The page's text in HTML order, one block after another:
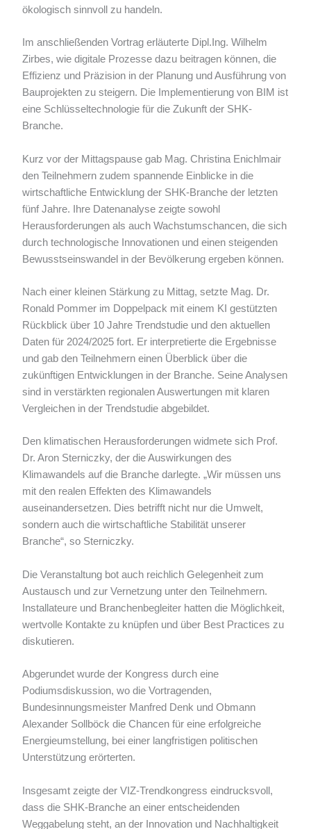
ökologisch sinnvoll zu handeln.
Im anschließenden Vortrag erläuterte Dipl.Ing. Wilhelm
Zirbes, wie digitale Prozesse dazu beitragen können, die
Effizienz und Präzision in der Planung und Ausführung von
Bauprojekten zu steigern. Die Implementierung von BIM ist
eine Schlüsseltechnologie für die Zukunft der SHK-
Branche.
Kurz vor der Mittagspause gab Mag. Christina Enichlmair
den Teilnehmern zudem spannende Einblicke in die
wirtschaftliche Entwicklung der SHK-Branche der letzten
fünf Jahre. Ihre Datenanalyse zeigte sowohl
Herausforderungen als auch Wachstumschancen, die sich
durch technologische Innovationen und einen steigenden
Bewusstseinswandel in der Bevölkerung ergeben können.
Nach einer kleinen Stärkung zu Mittag, setzte Mag. Dr.
Ronald Pommer im Doppelpack mit einem KI gestützten
Rückblick über 10 Jahre Trendstudie und den aktuellen
Daten für 2024/2025 fort. Er interpretierte die Ergebnisse
und gab den Teilnehmern einen Überblick über die
zukünftigen Entwicklungen in der Branche. Seine Analysen
sind in verstärkten regionalen Auswertungen mit klaren
Vergleichen in der Trendstudie abgebildet.
Den klimatischen Herausforderungen widmete sich Prof.
Dr. Aron Sterniczky, der die Auswirkungen des
Klimawandels auf die Branche darlegte. „Wir müssen uns
mit den realen Effekten des Klimawandels
auseinandersetzen. Dies betrifft nicht nur die Umwelt,
sondern auch die wirtschaftliche Stabilität unserer
Branche“, so Sterniczky.
Die Veranstaltung bot auch reichlich Gelegenheit zum
Austausch und zur Vernetzung unter den Teilnehmern.
Installateure und Branchenbegleiter hatten die Möglichkeit,
wertvolle Kontakte zu knüpfen und über Best Practices zu
diskutieren.
Abgerundet wurde der Kongress durch eine
Podiumsdiskussion, wo die Vortragenden,
Bundesinnungsmeister Manfred Denk und Obmann
Alexander Sollböck die Chancen für eine erfolgreiche
Energieumstellung, bei einer langfristigen politischen
Unterstützung erörterten.
Insgesamt zeigte der VIZ-Trendkongress eindrucksvoll,
dass die SHK-Branche an einer entscheidenden
Weggabelung steht, an der Innovation und Nachhaltigkeit